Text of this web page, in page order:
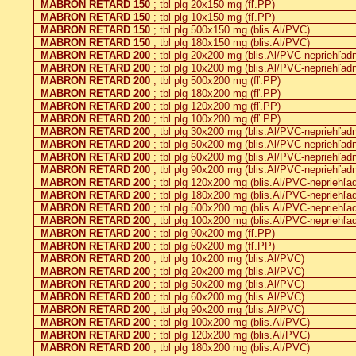
MABRON RETARD 150 ; tbl plg 20x150 mg (fľ.PP)
MABRON RETARD 150 ; tbl plg 10x150 mg (fľ.PP)
MABRON RETARD 150 ; tbl plg 500x150 mg (blis.Al/PVC)
MABRON RETARD 150 ; tbl plg 180x150 mg (blis.Al/PVC)
MABRON RETARD 200 ; tbl plg 20x200 mg (blis.Al/PVC-
MABRON RETARD 200 ; tbl plg 10x200 mg (blis.Al/PVC-
MABRON RETARD 200 ; tbl plg 500x200 mg (fľ.PP)
MABRON RETARD 200 ; tbl plg 180x200 mg (fľ.PP)
MABRON RETARD 200 ; tbl plg 120x200 mg (fľ.PP)
MABRON RETARD 200 ; tbl plg 100x200 mg (fľ.PP)
MABRON RETARD 200 ; tbl plg 30x200 mg (blis.Al/PVC-
MABRON RETARD 200 ; tbl plg 50x200 mg (blis.Al/PVC-
MABRON RETARD 200 ; tbl plg 60x200 mg (blis.Al/PVC-
MABRON RETARD 200 ; tbl plg 90x200 mg (blis.Al/PVC-
MABRON RETARD 200 ; tbl plg 120x200 mg (blis.Al/PVC-
MABRON RETARD 200 ; tbl plg 180x200 mg (blis.Al/PVC-
MABRON RETARD 200 ; tbl plg 500x200 mg (blis.Al/PVC-
MABRON RETARD 200 ; tbl plg 100x200 mg (blis.Al/PVC-
MABRON RETARD 200 ; tbl plg 90x200 mg (fľ.PP)
MABRON RETARD 200 ; tbl plg 60x200 mg (fľ.PP)
MABRON RETARD 200 ; tbl plg 10x200 mg (blis.Al/PVC)
MABRON RETARD 200 ; tbl plg 20x200 mg (blis.Al/PVC)
MABRON RETARD 200 ; tbl plg 50x200 mg (blis.Al/PVC)
MABRON RETARD 200 ; tbl plg 60x200 mg (blis.Al/PVC)
MABRON RETARD 200 ; tbl plg 90x200 mg (blis.Al/PVC)
MABRON RETARD 200 ; tbl plg 100x200 mg (blis.Al/PVC)
MABRON RETARD 200 ; tbl plg 120x200 mg (blis.Al/PVC)
MABRON RETARD 200 ; tbl plg 180x200 mg (blis.Al/PVC)